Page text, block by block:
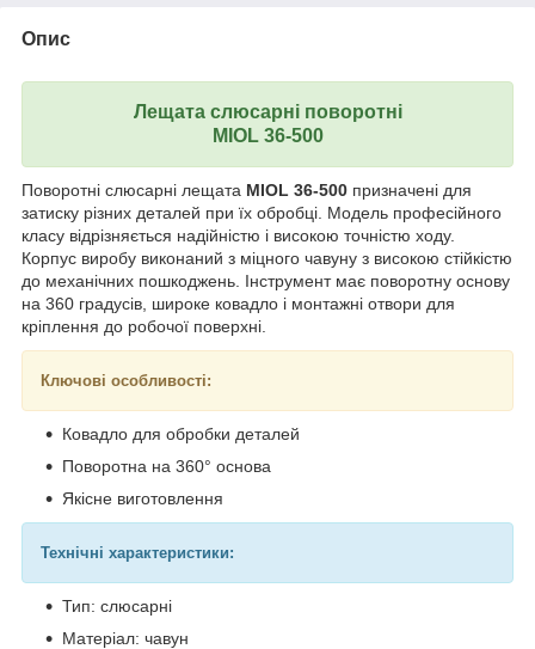
Опис
Лещата слюсарні поворотні
MIOL 36-500
Поворотні слюсарні лещата MIOL 36-500 призначені для
затиску різних деталей при їх обробці. Модель професійного
класу відрізняється надійністю і високою точністю ходу.
Корпус виробу виконаний з міцного чавуну з високою стійкістю
до механічних пошкоджень. Інструмент має поворотну основу
на 360 градусів, широке ковадло і монтажні отвори для
кріплення до робочої поверхні.
Ключові особливості:
Ковадло для обробки деталей
Поворотна на 360° основа
Якісне виготовлення
Технічні характеристики:
Тип: слюсарні
Матеріал: чавун